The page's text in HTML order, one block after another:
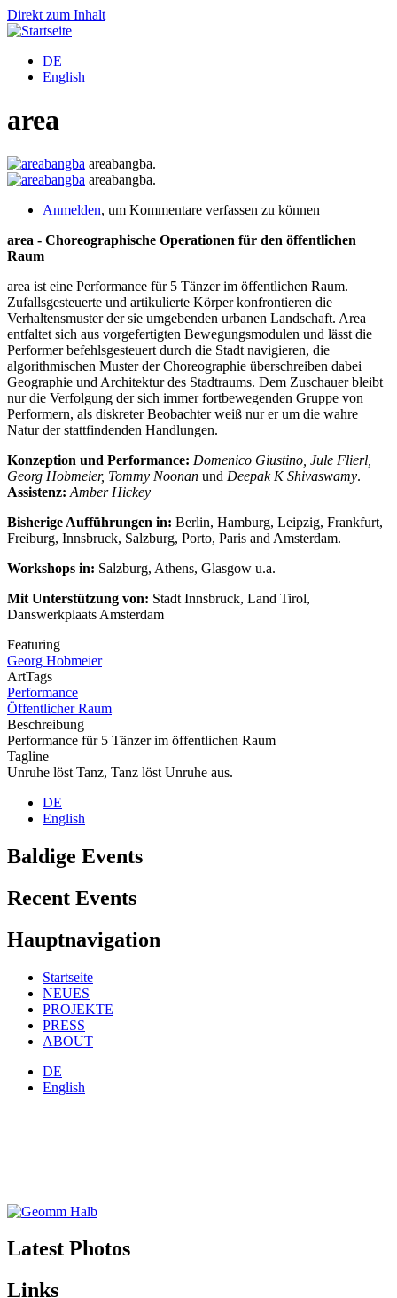
Direkt zum Inhalt
DE
English
area
areabangba.
areabangba.
Anmelden, um Kommentare verfassen zu können
area - Choreographische Operationen für den öffentlichen
Raum
area ist eine Performance für 5 Tänzer im öffentlichen Raum.
Zufallsgesteuerte und artikulierte Körper konfrontieren die
Verhaltensmuster der sie umgebenden urbanen Landschaft. Area
entfaltet sich aus vorgefertigten Bewegungsmodulen und lässt die
Performer befehlsgesteuert durch die Stadt navigieren, die
algorithmischen Muster der Choreographie überschreiben dabei
Geographie und Architektur des Stadtraums. Dem Zuschauer bleibt
nur die Verfolgung der sich immer fortbewegenden Gruppe von
Performern, als diskreter Beobachter weiß nur er um die wahre
Natur der stattfindenden Handlungen.
Konzeption und Performance: Domenico Giustino, Jule Flierl,
Georg Hobmeier, Tommy Noonan und Deepak K Shivaswamy.
Assistenz: Amber Hickey
Bisherige Aufführungen in: Berlin, Hamburg, Leipzig, Frankfurt,
Freiburg, Innsbruck, Salzburg, Porto, Paris and Amsterdam.
Workshops in: Salzburg, Athens, Glasgow u.a.
Mit Unterstützung von: Stadt Innsbruck, Land Tirol,
Danswerkplaats Amsterdam
Featuring
Georg Hobmeier
ArtTags
Performance
Öffentlicher Raum
Beschreibung
Performance für 5 Tänzer im öffentlichen Raum
Tagline
Unruhe löst Tanz, Tanz löst Unruhe aus.
DE
English
Baldige Events
Recent Events
Hauptnavigation
Startseite
NEUES
PROJEKTE
PRESS
ABOUT
DE
English
Latest Photos
Links